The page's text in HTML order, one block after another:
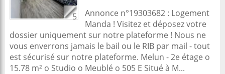
5
Annonce n°19303682 : Logement
Manda ! Visitez et déposez votre
dossier uniquement sur notre plateforme ! Nous ne
vous enverrons jamais le bail ou le RIB par mail - tout
est sécurisé sur notre plateforme. Melun - 2e étage o
15.78 m² o Studio o Meublé o 505 E Situé à M...